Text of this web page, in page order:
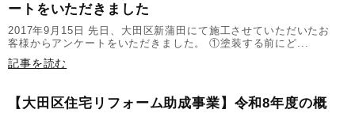
ートをいただきました
2017年9月15日 先日、大田区新蒲田にて施工させていただいたお
客様からアンケートをいただきました。 ①塗装する前にど...
記事を読む
【大田区住宅リフォーム助成事業】令和8年度の概